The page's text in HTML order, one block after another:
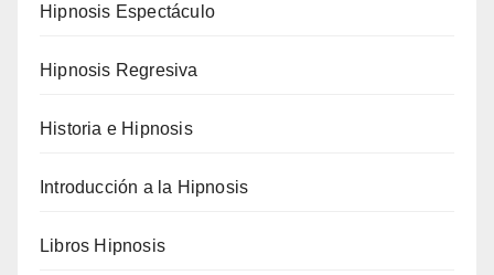
Hipnosis Espectáculo
Hipnosis Regresiva
Historia e Hipnosis
Introducción a la Hipnosis
Libros Hipnosis